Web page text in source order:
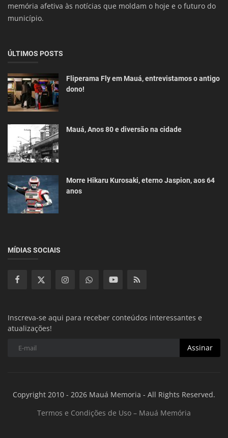
memória afetiva às notícias que moldam o hoje e o futuro do
município.
ÚLTIMOS POSTS
Fliperama Fly em Mauá, entrevistamos o antigo
dono!
Mauá, Anos 80 e diversão na cidade
Morre Hikaru Kurosaki, eterno Jaspion, aos 64
anos
MÍDIAS SOCIAIS
Inscreva-se aqui para receber conteúdos interessantes e
atualizações!
Assinar
Copyright 2010 - 2026 Mauá Memoria - All Rights Reserved.
Termos e Condições de Uso – Mauá Memória